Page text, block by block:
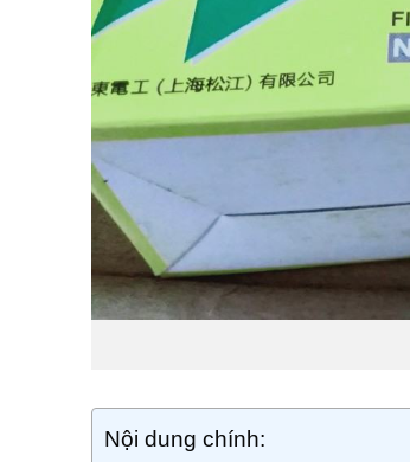
Nội dung chính: